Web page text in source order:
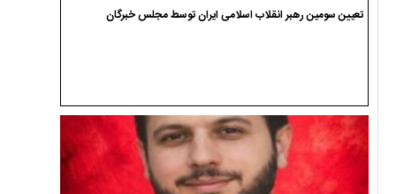
تعیین سومین رهبر انقلاب اسلامی ایران توسط مجلس خبرگان